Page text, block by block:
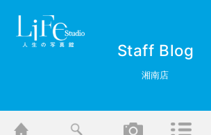
Staff Blog
湘南店